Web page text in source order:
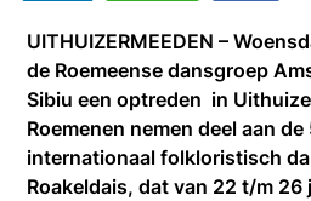
UITHUIZERMEEDEN –
de Roemeense dansgroep
Sibiu een optreden in
Roemenen nemen deel aan
internationaal folkloristisch
Roakeldais, dat van 22 t/m